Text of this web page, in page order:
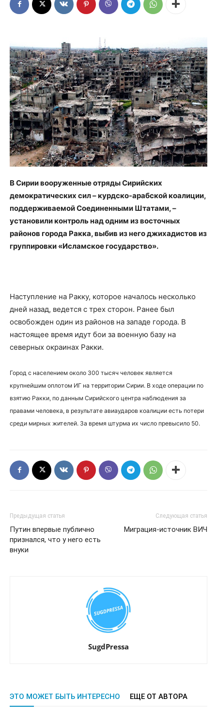
В Сирии вооруженные отряды Сирийских
демократических сил – курдско-арабской коалиции,
поддерживаемой Соединенными Штатами, –
установили контроль над одним из восточных
районов города Ракка, выбив из него джихадистов из
группировки «Исламское государство».
Наступление на Ракку, которое началось несколько
дней назад, ведется с трех сторон. Ранее был
освобожден один из районов на западе города. В
настоящее время идут бои за военную базу на
северных окраинах Ракки.
Город с населением около 300 тысяч человек является
крупнейшим оплотом ИГ на территории Сирии. В ходе операции по
взятию Ракки, по данным Сирийского центра наблюдения за
правами человека, в результате авиаударов коалиции есть потери
среди мирных жителей. За время штурма их число превысило 50.
Предыдущая статья
Путин впервые публично
признался, что у него есть
внуки
Следующая статья
Миграция-источник ВИЧ
SugdPressa
ЭТО МОЖЕТ БЫТЬ ИНТЕРЕСНО ЕЩЕ ОТ АВТОРА